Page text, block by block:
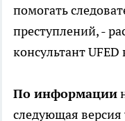
помогать
преступлений, -
консультант UFED
По информации
следующая версия